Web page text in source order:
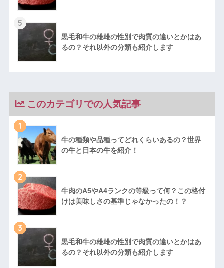
5
黒毛和牛の雄雌の性別で肉質の違いとかはあ
るの？それ以外の分類も紹介します
このカテゴリでの人気記事
1
牛の種類や品種ってどれくらいあるの？世界
の牛と日本の牛を紹介！
2
牛肉のA5やA4ランクの等級って何？この格付
けは美味しさの基準じゃなかったの！？
3
黒毛和牛の雄雌の性別で肉質の違いとかはあ
るの？それ以外の分類も紹介します